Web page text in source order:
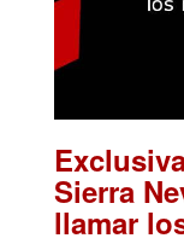
Sierra
llamar